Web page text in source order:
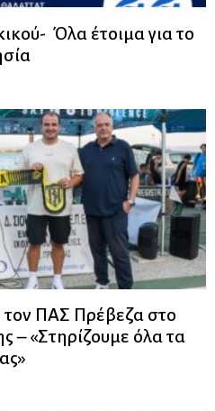
Όλα έτοιμα για το
ΠΑΣ Πρέβεζα στο
– «Στηρίζουμε όλα τα